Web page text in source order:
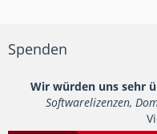
Spenden
Wir würden uns sehr
Softwarelizenzen,